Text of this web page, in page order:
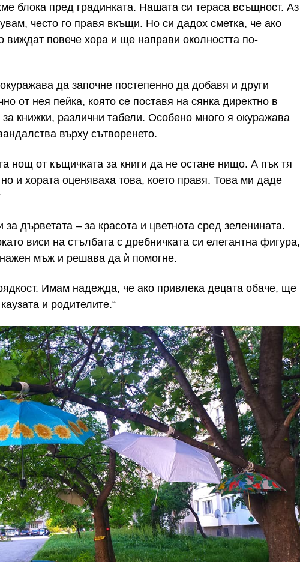
блока пред градинката. Нашата си тераса всъщност. Аз
често го правя вкъщи. Но си дадох сметка, че ако
виждат повече хора и ще направи околността по-
да започне постепенно да добавя и други
от нея пейка, която се поставя на сянка директно в
книжки, различни табели. Особено много я окуражава
върху сътворенето.
нощ от къщичката за книги да не остане нищо. А пък тя
и хората оценяваха това, което правя. Това ми даде
дърветата – за красота и цветнота сред зеленината.
виси на стълбата с дребничката си елегантна фигура,
мъж и решава да ѝ помогне.
Имам надежда, че ако привлека децата обаче, ще
и родителите.“